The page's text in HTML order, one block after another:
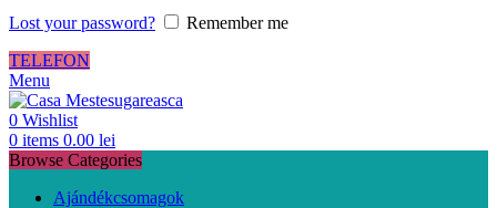
Lost your password?
Remember me
TELEFON
Menu
0 Wishlist
0 items 0.00 lei
Browse Categories
Ajándékcsomagok